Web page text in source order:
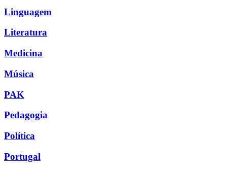
Linguagem
Literatura
Medicina
Música
PAK
Pedagogia
Política
Portugal